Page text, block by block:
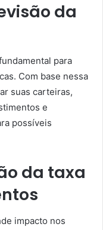
da
para
Com base nessa
suas carteiras,
e
possíveis
da taxa
impacto nos